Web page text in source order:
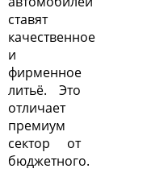
ставят
качественное
и
фирменное
литьё. Это
отличает
премиум
сектор от
бюджетного.